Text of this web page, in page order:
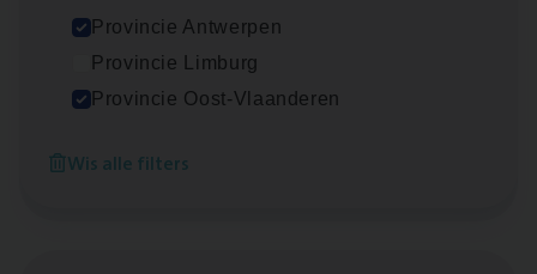
Provincie Antwerpen
Provincie Limburg
Provincie Oost-Vlaanderen
Wis alle filters
Cor­po­ra­te Insu­ran­ce Bro­ker Property
Antwerpen